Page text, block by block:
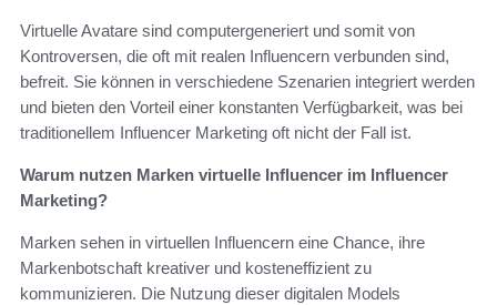
Virtuelle Avatare sind computergeneriert und somit von
Kontroversen, die oft mit realen Influencern verbunden sind,
befreit. Sie können in verschiedene Szenarien integriert werden
und bieten den Vorteil einer konstanten Verfügbarkeit, was bei
traditionellem Influencer Marketing oft nicht der Fall ist.
Warum nutzen Marken virtuelle Influencer im Influencer
Marketing?
Marken sehen in virtuellen Influencern eine Chance, ihre
Markenbotschaft kreativer und kosteneffizient zu
kommunizieren. Die Nutzung dieser digitalen Models